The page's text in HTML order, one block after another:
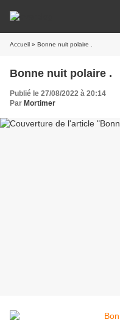
Accueil » Bonne nuit polaire .
Bonne nuit polaire .
Publié le 27/08/2022 à 20:14
Par Mortimer